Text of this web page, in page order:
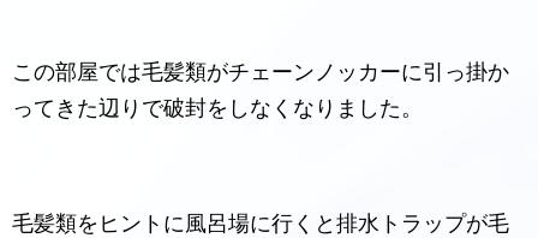
この部屋では毛髪類がチェーンノッカーに引っ掛か
ってきた辺りで破封をしなくなりました。
毛髪類をヒントに風呂場に行くと排水トラップが毛